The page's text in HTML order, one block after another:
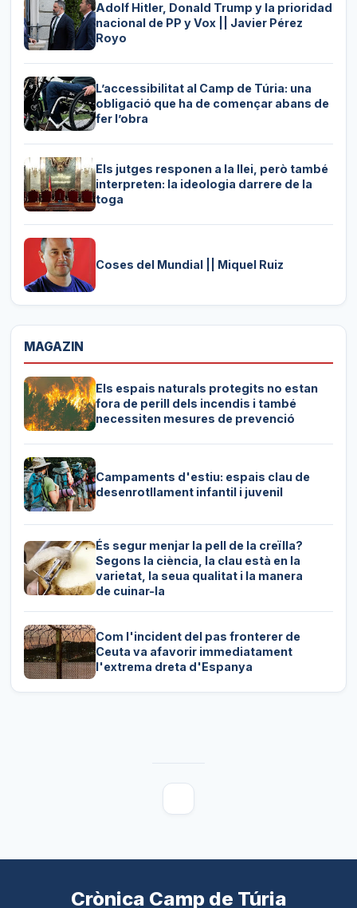
Adolf Hitler, Donald Trump y la prioridad
nacional de PP y Vox || Javier Pérez
Royo
L’accessibilitat al Camp de Túria: una
obligació que ha de començar abans de
fer l’obra
Els jutges responen a la llei, però també
interpreten: la ideologia darrere de la
toga
Coses del Mundial || Miquel Ruiz
MAGAZIN
Els espais naturals protegits no estan
fora de perill dels incendis i també
necessiten mesures de prevenció
Campaments d'estiu: espais clau de
desenrotllament infantil i juvenil
És segur menjar la pell de la creïlla?
Segons la ciència, la clau està en la
varietat, la seua qualitat i la manera
de cuinar-la
Com l'incident del pas fronterer de
Ceuta va afavorir immediatament
l'extrema dreta d'Espanya
Crònica Camp de Túria